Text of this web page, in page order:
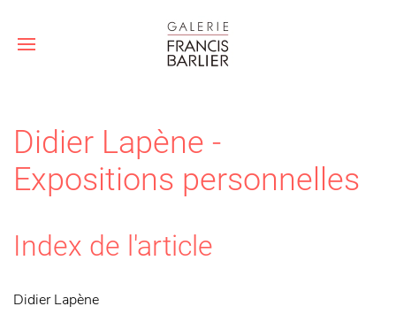
Didier Lapène -
Expositions personnelles
Index de l'article
Didier Lapène